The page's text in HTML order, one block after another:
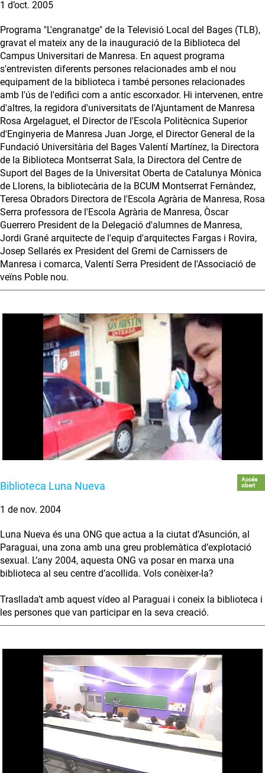
1 d’oct. 2005
Programa "L'engranatge" de la Televisió Local del Bages (TLB),
gravat el mateix any de la inauguració de la Biblioteca del
Campus Universitari de Manresa. En aquest programa
s'entrevisten diferents persones relacionades amb el nou
equipament de la biblioteca i també persones relacionades
amb l'ús de l'edifici com a antic escorxador. Hi intervenen, entre
d'altres, la regidora d'universitats de l'Ajuntament de Manresa
Rosa Argelaguet, el Director de l'Escola Politècnica Superior
d'Enginyeria de Manresa Juan Jorge, el Director General de la
Fundació Universitària del Bages Valentí Martínez, la Directora
de la Biblioteca Montserrat Sala, la Directora del Centre de
Suport del Bages de la Universitat Oberta de Catalunya Mònica
de Llorens, la bibliotecària de la BCUM Montserrat Fernàndez,
Teresa Obradors Directora de l'Escola Agrària de Manresa, Rosa
Serra professora de l'Escola Agrària de Manresa, Òscar
Guerrero President de la Delegació d'alumnes de Manresa,
Jordi Grané arquitecte de l'equip d'arquitectes Fargas i Rovira,
Josep Sellarés ex President del Gremi de Carnissers de
Manresa i comarca, Valentí Serra President de l'Associació de
veïns Poble nou.
Biblioteca Luna Nueva
Accés
obert
1 de nov. 2004
Luna Nueva és una ONG que actua a la ciutat d’Asunción, al
Paraguai, una zona amb una greu problemàtica d’explotació
sexual. L’any 2004, aquesta ONG va posar en marxa una
biblioteca al seu centre d’acollida. Vols conèixer-la?
Trasllada’t amb aquest vídeo al Paraguai i coneix la biblioteca i
les persones que van participar en la seva creació.